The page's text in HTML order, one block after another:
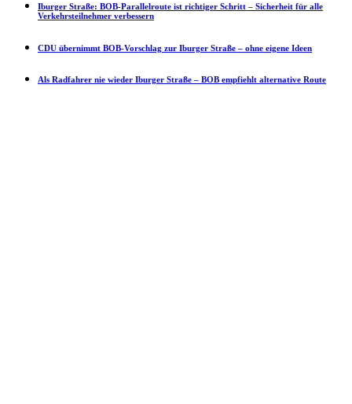
Iburger Straße: BOB-Parallelroute ist richtiger Schritt – Sicherheit für alle
Verkehrsteilnehmer verbessern
CDU übernimmt BOB-Vorschlag zur Iburger Straße – ohne eigene Ideen
Als Radfahrer nie wieder Iburger Straße – BOB empfiehlt alternative Route